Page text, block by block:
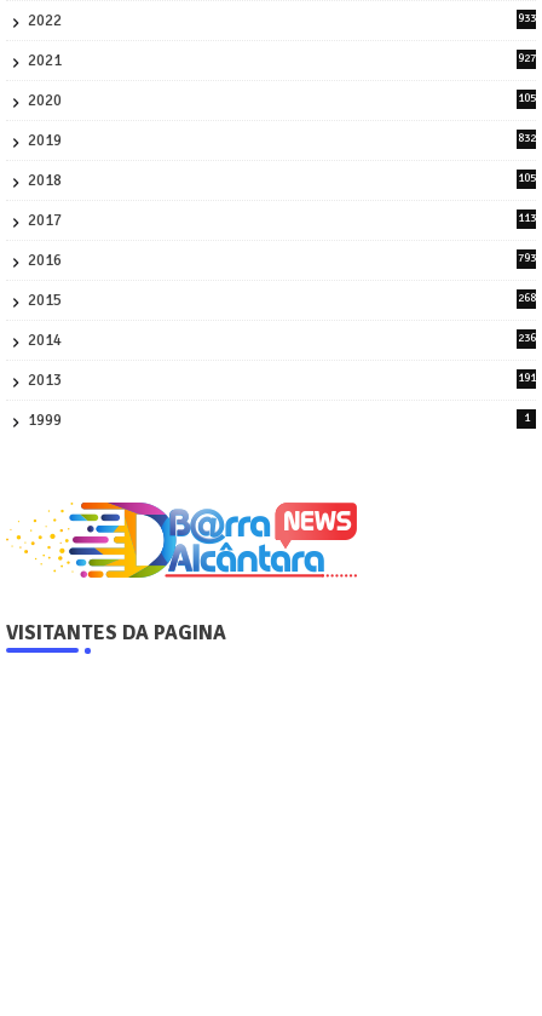
2022
933
2021
927
2020
105
2019
832
2018
105
2017
113
2016
793
2015
268
2014
236
2013
191
1999 1
VISITANTES DA PAGINA